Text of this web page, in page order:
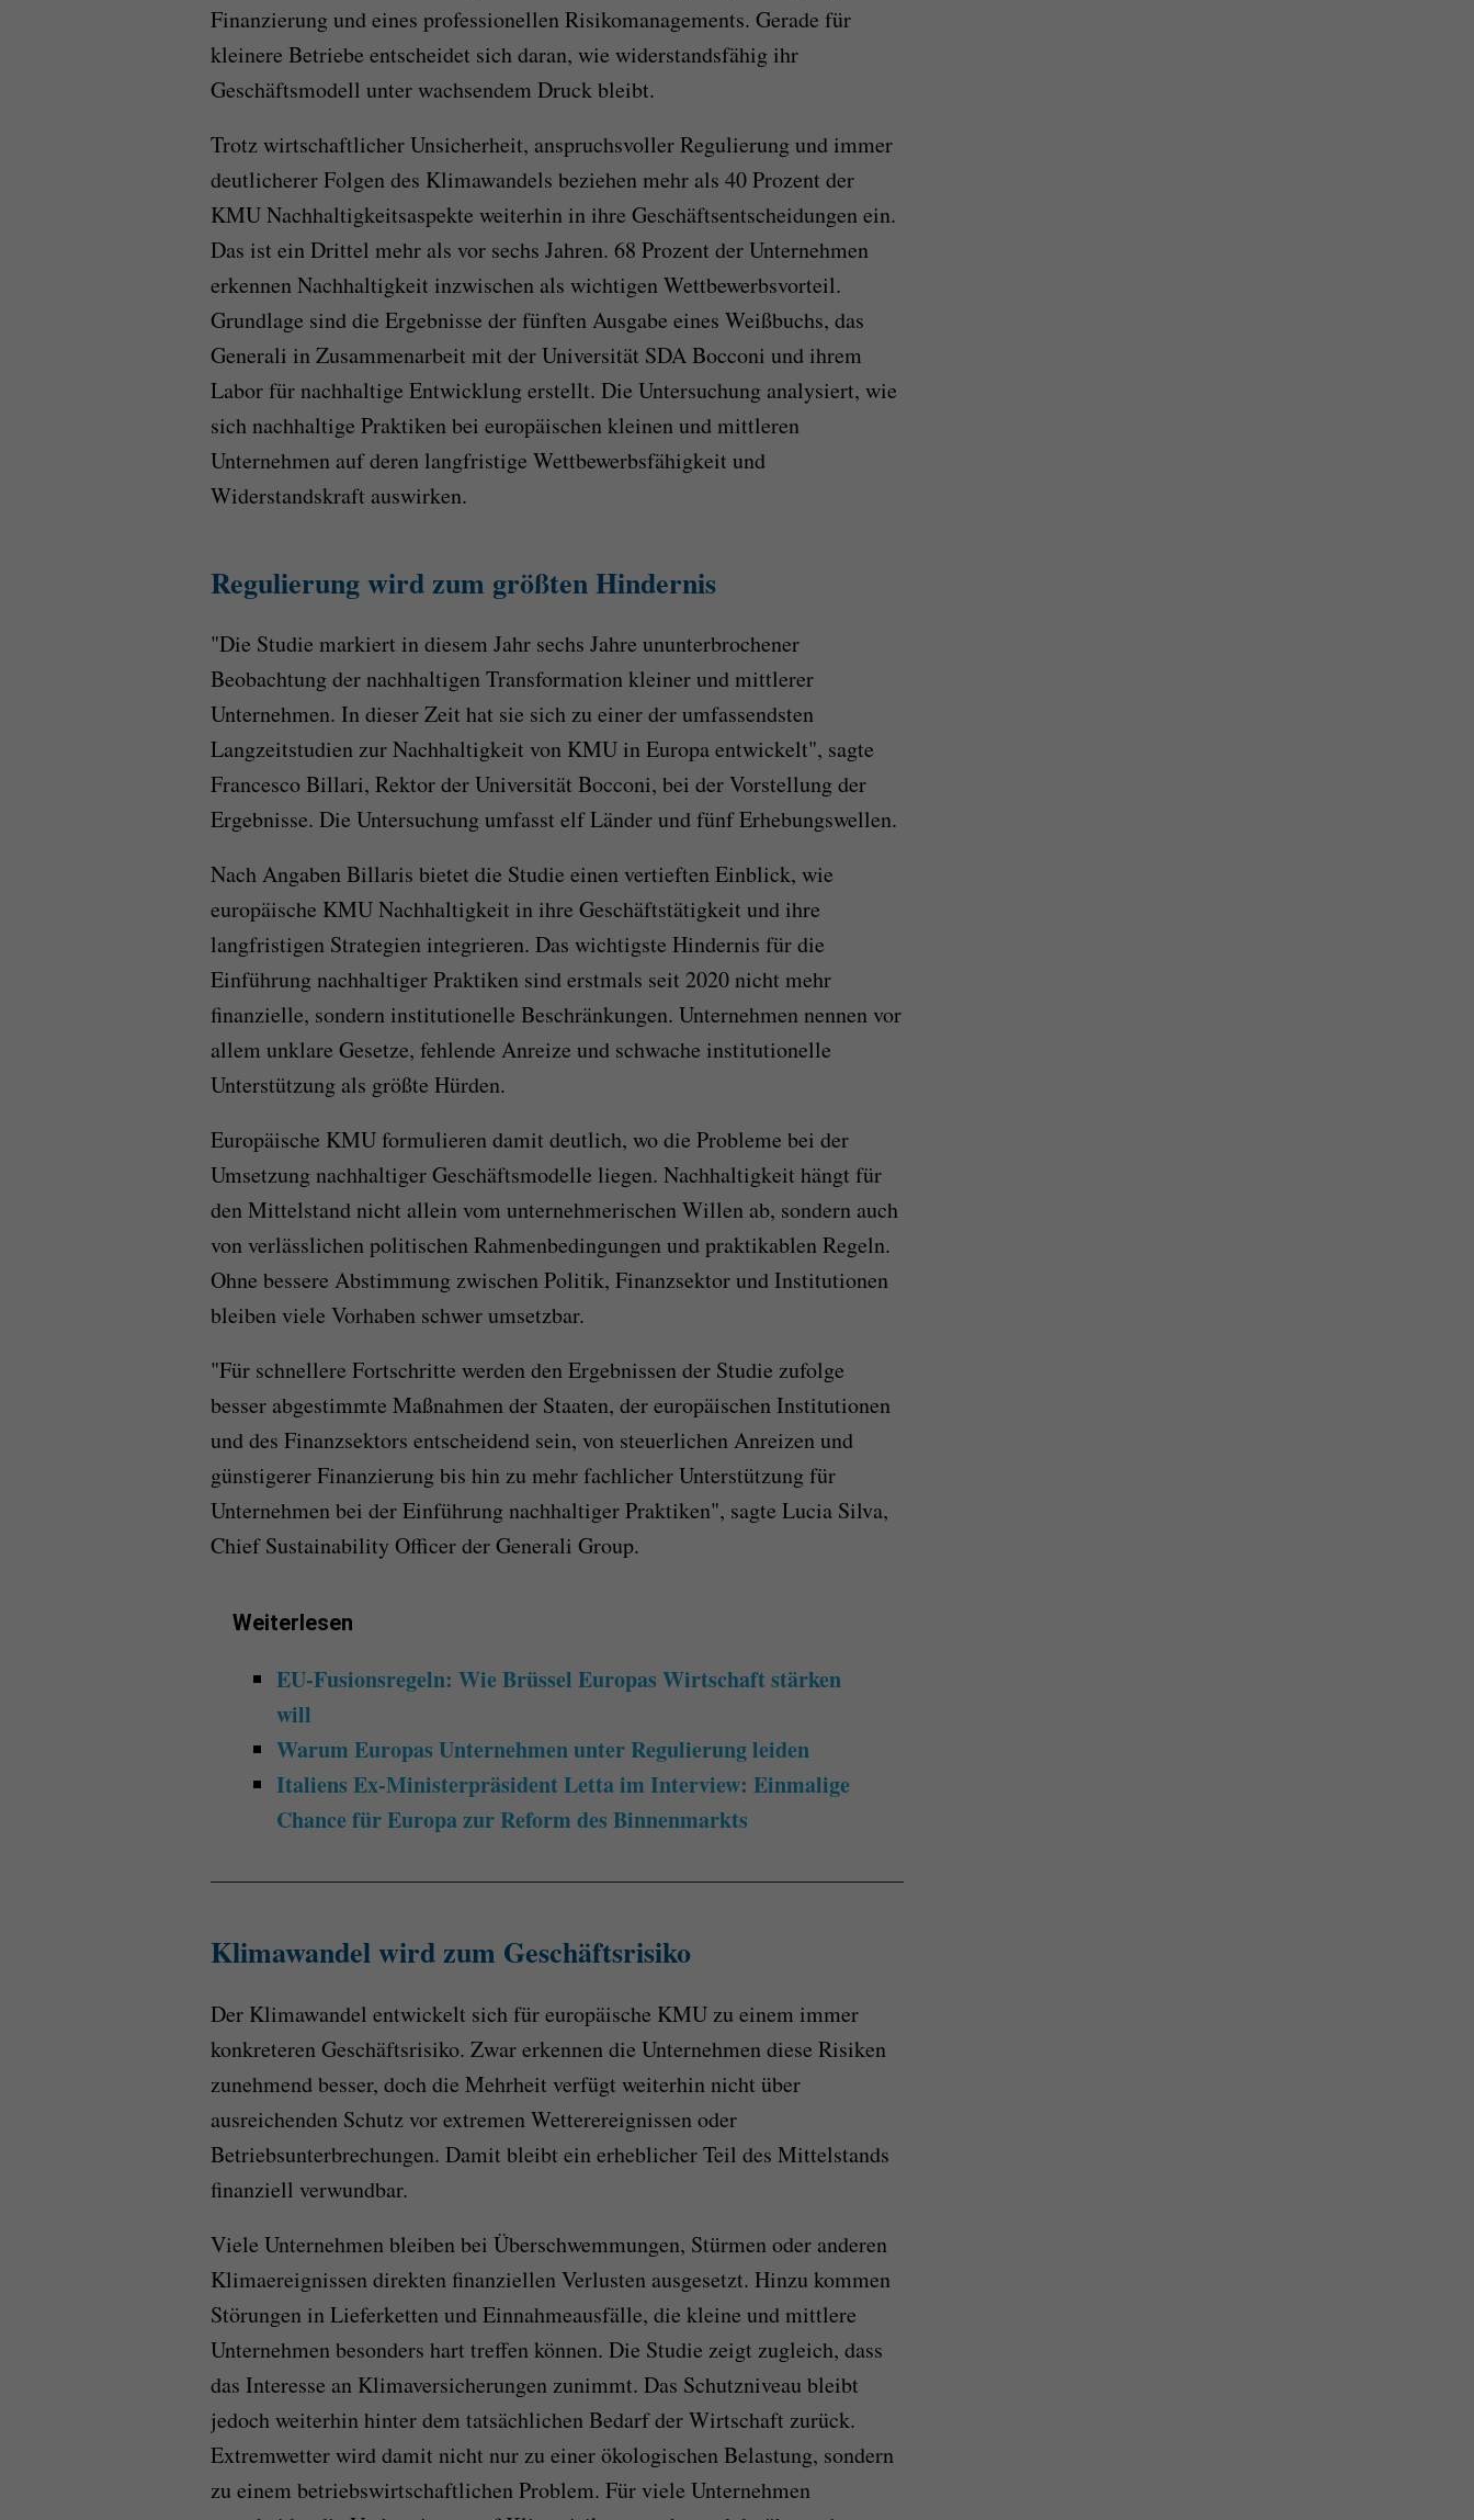
Finanzierung und eines professionellen Risikomanagements. Gerade für
kleinere Betriebe entscheidet sich daran, wie widerstandsfähig ihr
Geschäftsmodell unter wachsendem Druck bleibt.
Trotz wirtschaftlicher Unsicherheit, anspruchsvoller Regulierung und immer
deutlicherer Folgen des Klimawandels beziehen mehr als 40 Prozent der
KMU Nachhaltigkeitsaspekte weiterhin in ihre Geschäftsentscheidungen ein.
Das ist ein Drittel mehr als vor sechs Jahren. 68 Prozent der Unternehmen
erkennen Nachhaltigkeit inzwischen als wichtigen Wettbewerbsvorteil.
Grundlage sind die Ergebnisse der fünften Ausgabe eines Weißbuchs, das
Generali in Zusammenarbeit mit der Universität SDA Bocconi und ihrem
Labor für nachhaltige Entwicklung erstellt. Die Untersuchung analysiert, wie
sich nachhaltige Praktiken bei europäischen kleinen und mittleren
Unternehmen auf deren langfristige Wettbewerbsfähigkeit und
Widerstandskraft auswirken.
Regulierung wird zum größten Hindernis
"Die Studie markiert in diesem Jahr sechs Jahre ununterbrochener
Beobachtung der nachhaltigen Transformation kleiner und mittlerer
Unternehmen. In dieser Zeit hat sie sich zu einer der umfassendsten
Langzeitstudien zur Nachhaltigkeit von KMU in Europa entwickelt", sagte
Francesco Billari, Rektor der Universität Bocconi, bei der Vorstellung der
Ergebnisse. Die Untersuchung umfasst elf Länder und fünf Erhebungswellen.
Nach Angaben Billaris bietet die Studie einen vertieften Einblick, wie
europäische KMU Nachhaltigkeit in ihre Geschäftstätigkeit und ihre
langfristigen Strategien integrieren. Das wichtigste Hindernis für die
Einführung nachhaltiger Praktiken sind erstmals seit 2020 nicht mehr
finanzielle, sondern institutionelle Beschränkungen. Unternehmen nennen vor
allem unklare Gesetze, fehlende Anreize und schwache institutionelle
Unterstützung als größte Hürden.
Europäische KMU formulieren damit deutlich, wo die Probleme bei der
Umsetzung nachhaltiger Geschäftsmodelle liegen. Nachhaltigkeit hängt für
den Mittelstand nicht allein vom unternehmerischen Willen ab, sondern auch
von verlässlichen politischen Rahmenbedingungen und praktikablen Regeln.
Ohne bessere Abstimmung zwischen Politik, Finanzsektor und Institutionen
bleiben viele Vorhaben schwer umsetzbar.
"Für schnellere Fortschritte werden den Ergebnissen der Studie zufolge
besser abgestimmte Maßnahmen der Staaten, der europäischen Institutionen
und des Finanzsektors entscheidend sein, von steuerlichen Anreizen und
günstigerer Finanzierung bis hin zu mehr fachlicher Unterstützung für
Unternehmen bei der Einführung nachhaltiger Praktiken", sagte Lucia Silva,
Chief Sustainability Officer der Generali Group.
Weiterlesen
EU-Fusionsregeln: Wie Brüssel Europas Wirtschaft stärken
will
Warum Europas Unternehmen unter Regulierung leiden
Italiens Ex-Ministerpräsident Letta im Interview: Einmalige
Chance für Europa zur Reform des Binnenmarkts
Klimawandel wird zum Geschäftsrisiko
Der Klimawandel entwickelt sich für europäische KMU zu einem immer
konkreteren Geschäftsrisiko. Zwar erkennen die Unternehmen diese Risiken
zunehmend besser, doch die Mehrheit verfügt weiterhin nicht über
ausreichenden Schutz vor extremen Wetterereignissen oder
Betriebsunterbrechungen. Damit bleibt ein erheblicher Teil des Mittelstands
finanziell verwundbar.
Viele Unternehmen bleiben bei Überschwemmungen, Stürmen oder anderen
Klimaereignissen direkten finanziellen Verlusten ausgesetzt. Hinzu kommen
Störungen in Lieferketten und Einnahmeausfälle, die kleine und mittlere
Unternehmen besonders hart treffen können. Die Studie zeigt zugleich, dass
das Interesse an Klimaversicherungen zunimmt. Das Schutzniveau bleibt
jedoch weiterhin hinter dem tatsächlichen Bedarf der Wirtschaft zurück.
Extremwetter wird damit nicht nur zu einer ökologischen Belastung, sondern
zu einem betriebswirtschaftlichen Problem. Für viele Unternehmen